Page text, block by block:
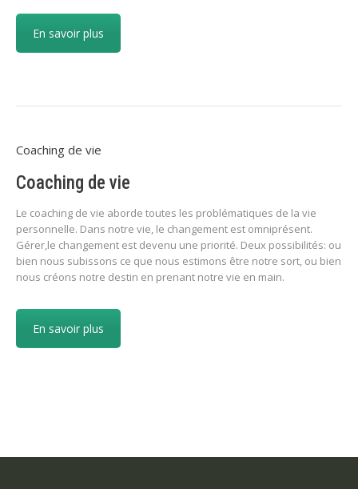
En savoir plus
Coaching de vie
Coaching de vie
Le coaching de vie aborde toutes les problématiques de la vie
personnelle. Dans notre vie, le changement est omniprésent.
Gérer,le changement est devenu une priorité. Deux possibilités: ou
bien nous subissons ce que nous estimons être notre sort, ou bien
nous créons notre destin en prenant notre vie en main.
En savoir plus